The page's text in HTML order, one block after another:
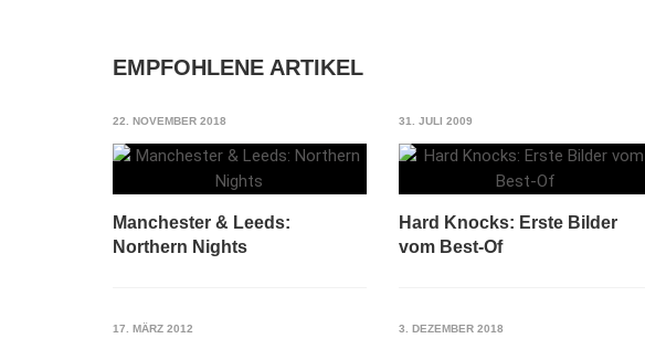
EMPFOHLENE ARTIKEL
22. NOVEMBER 2018
Manchester & Leeds:
Northern Nights
31. JULI 2009
Hard Knocks: Erste Bilder
vom Best-Of
17. MÄRZ 2012 3. DEZEMBER 2018